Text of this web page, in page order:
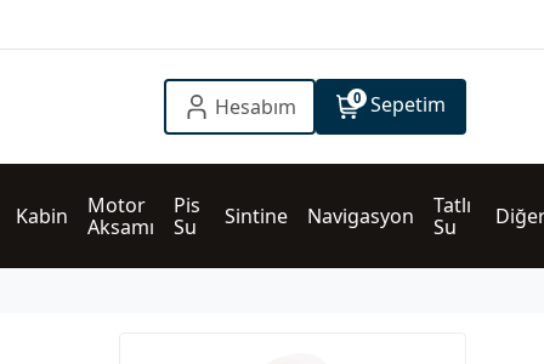
Hesabım 0 Sepetim
Kabin
Motor
Aksamı
Pis
Su
Sintine Navigasyon
Tatlı
Su